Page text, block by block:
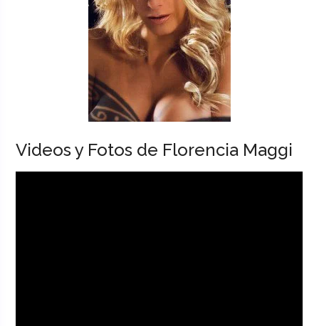
Videos y Fotos de Florencia Maggi